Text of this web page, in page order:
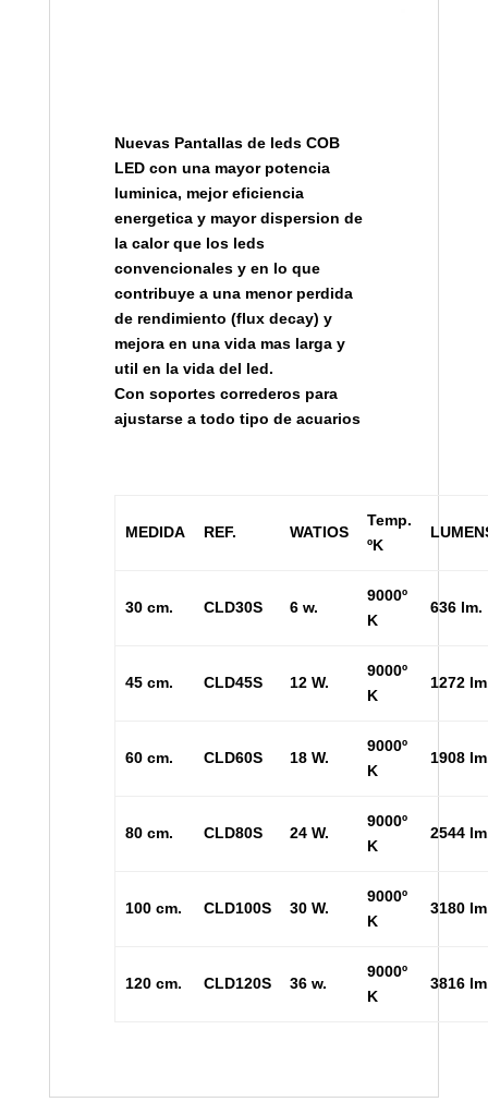
Nuevas Pantallas de leds COB
LED con una mayor potencia
luminica, mejor eficiencia
energetica y mayor dispersion de
la calor que los leds
convencionales y en lo que
contribuye a una menor perdida
de rendimiento (flux decay) y
mejora en una vida mas larga y
util en la vida del led.
Con soportes correderos para
ajustarse a todo tipo de acuarios
MEDIDA REF. WATIOS
Temp.
ºK
30 cm. CLD30S 6 w.
9000º
K
636 lm.
45 cm. CLD45S 12 W.
9000º
K
1272
60 cm. CLD60S 18 W.
9000º
K
1908
80 cm. CLD80S 24 W.
9000º
K
2544
100 cm. CLD100S 30 W.
9000º
K
3180
120 cm. CLD120S 36 w.
9000º
K
3816